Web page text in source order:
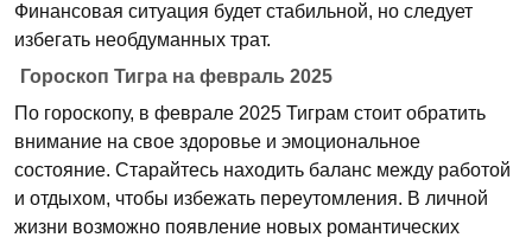
Финансовая ситуация будет стабильной, но следует
избегать необдуманных трат.
Гороскоп Тигра на февраль 2025
По гороскопу, в феврале 2025 Тиграм стоит обратить
внимание на свое здоровье и эмоциональное
состояние. Старайтесь находить баланс между работой
и отдыхом, чтобы избежать переутомления. В личной
жизни возможно появление новых романтических